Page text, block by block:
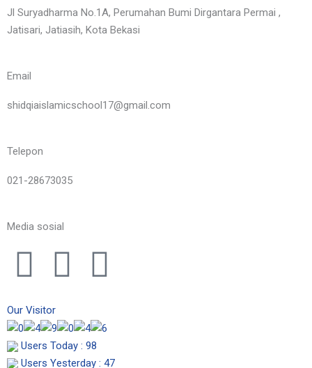
Jl Suryadharma No.1A, Perumahan Bumi Dirgantara Permai ,
Jatisari, Jatiasih, Kota Bekasi
Email
shidqiaislamicschool17@gmail.com
Telepon
021-28673035
Media sosial
I
n
s
F
c
Y
u
Our Visitor
Users Today : 98
Users Yesterday : 47